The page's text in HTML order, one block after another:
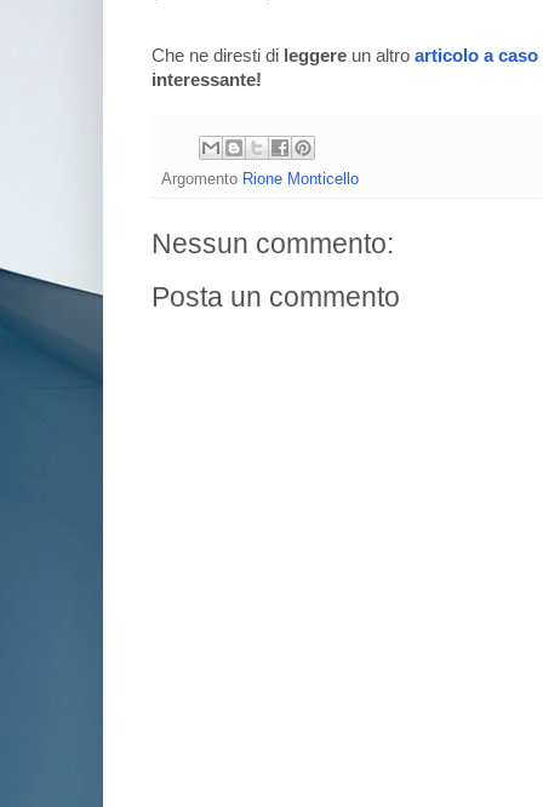
Che ne diresti di leggere un altro articolo a caso
interessante!
Argomento Rione Monticello
Nessun commento:
Posta un commento